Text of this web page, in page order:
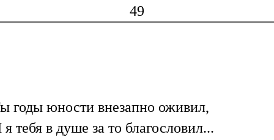
49
годы юности внезапно оживил,
тебя в душе за то благословил...